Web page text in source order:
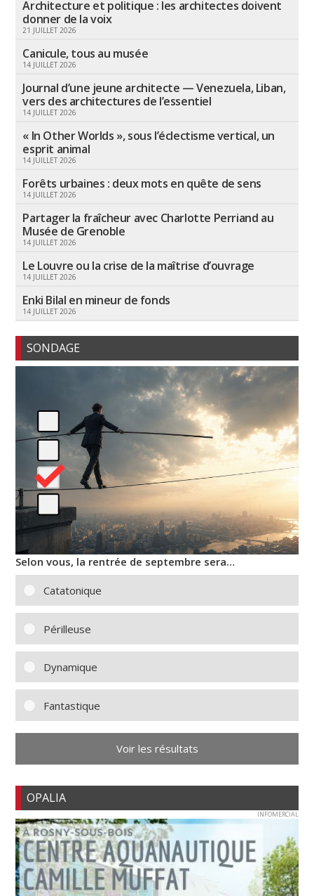
Architecture et politique : les architectes doivent
donner de la voix
21 JUILLET 2026
Canicule, tous au musée
14 JUILLET 2026
Journal d’une jeune architecte — Venezuela, Liban,
vers des architectures de l’essentiel
14 JUILLET 2026
« In Other Worlds », sous l’éclectisme vertical, un
esprit animal
14 JUILLET 2026
Forêts urbaines : deux mots en quête de sens
14 JUILLET 2026
Partager la fraîcheur avec Charlotte Perriand au
Musée de Grenoble
14 JUILLET 2026
Le Louvre ou la crise de la maîtrise d’ouvrage
14 JUILLET 2026
Enki Bilal en mineur de fonds
14 JUILLET 2026
SONDAGE
Selon vous, la rentrée de septembre sera…
Catatonique
Périlleuse
Dynamique
Fantastique
Voir les résultats
OPALIA
INFOMERCIAL